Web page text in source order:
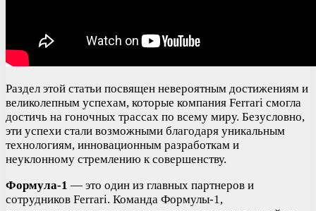
Раздел этой статьи посвящен невероятным достижениям и
великолепным успехам, которые компания Ferrari смогла
достичь на гоночных трассах по всему миру. Безусловно,
эти успехи стали возможными благодаря уникальным
технологиям, инновационным разработкам и
неуклонному стремлению к совершенству.
Формула-1 — это один из главных партнеров и
сотрудников Ferrari. Команда Формулы-1,